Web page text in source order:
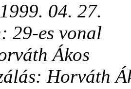
04. 27.
29-es vonal
Ákos
Horváth